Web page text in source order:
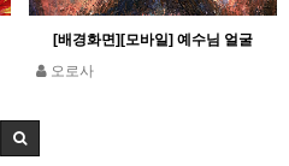
[배경화면][모바일] 예수님 얼굴
오로사